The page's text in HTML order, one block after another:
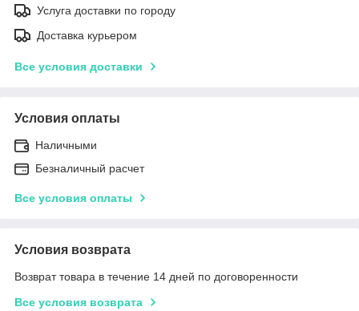
Услуга доставки по городу
Доставка курьером
Все условия доставки
Условия оплаты
Наличными
Безналичный расчет
Все условия оплаты
Условия возврата
Возврат товара в течение 14 дней по договоренности
Все условия возврата